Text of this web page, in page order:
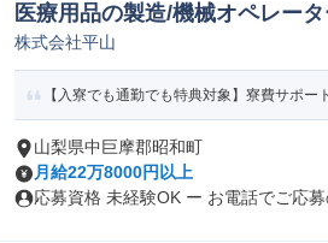
医療用品の製造/機械オペレー
株式会社平山
【入寮でも通勤でも特典対象】寮費サポ
山梨県中巨摩郡昭和町
月給22万8000円以上
応募資格 未経験OK ー お電話でご応